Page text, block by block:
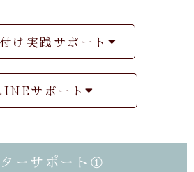
け実践サポート
サポート
ーサポート①